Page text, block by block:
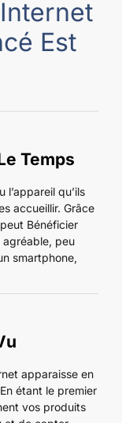
Est
Temps
qu’ils
accueillir. Grâce
Bénéficier
agréable, peu
smartphone,
apparaisse en
étant le premier
vos produits